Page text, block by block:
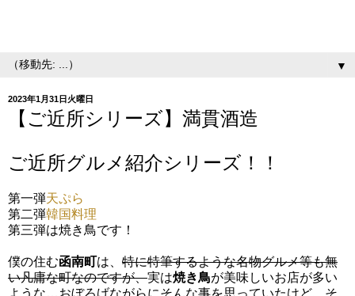
▼
2023年1月31日火曜日
【ご近所シリーズ】満貫酒造
ご近所グルメ紹介シリーズ！！
第一弾天ぷら
第二弾韓国料理
第三弾は焼き鳥です！
僕の住む函南町は、 特に特筆するような名物グルメ等も無
い凡庸な町なのですが、実は焼き鳥が美味しいお店が多い
ような…おぼろげながらにそんな事を思っていたけど、そ